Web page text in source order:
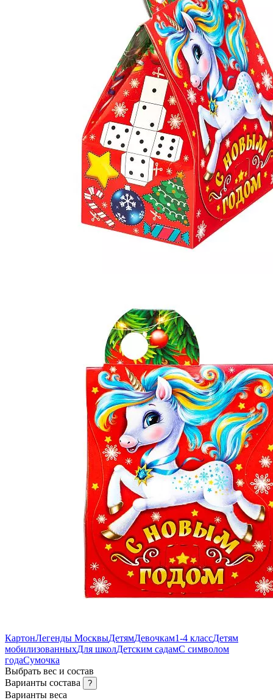
КартонЛегенды МосквыДетямДевочкам1-4 классДетям
мобилизованныхДля школДетским садамС символом
годаСумочка
Выбрать вес и состав
Варианты состава
?
Варианты веса